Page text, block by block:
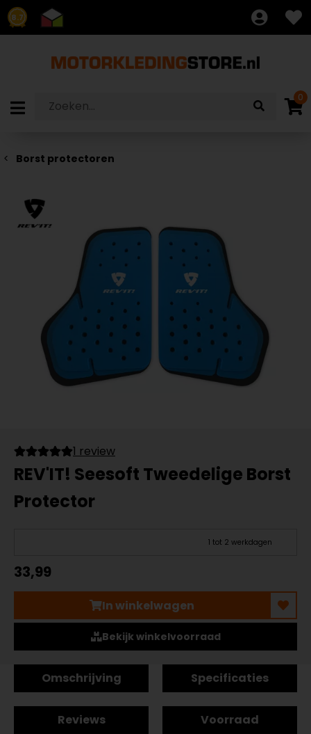
8.7
0
Borst protectoren
1 review
REV'IT! Seesoft Tweedelige Borst
Protector
1 tot 2 werkdagen
33,99
In winkelwagen
Bekijk winkelvoorraad
Omschrijving Specificaties
Reviews
Voorraad